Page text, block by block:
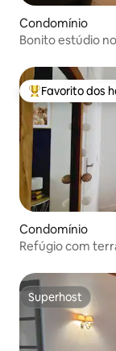
Condomínio
Bonito estúdio
Favoritos dos
Favorito dos
Condomínio
Refúgio com
Superhost
Superhost